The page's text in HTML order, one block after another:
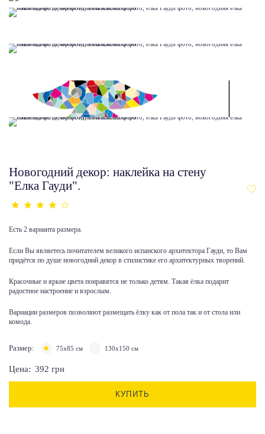
Новогодний декор: наклейка на стену
"Елка Гауди".
Есть 2 варианта размера.
Если Вы являетесь почитателем великого испанского архитектора Гауди, то Вам
придётся по душе новогодний декор в стилистике его архитектурных творений.
Красочные и яркие цвета понравятся не только детям. Такая ёлка подарит
радостное настроение и взрослым.
Вариации размеров позволяют размещать ёлку как от пола так и от стола или
комода.
Размер: 75х85 см 130х150 см
Цена: 392 грн
КУПИТЬ